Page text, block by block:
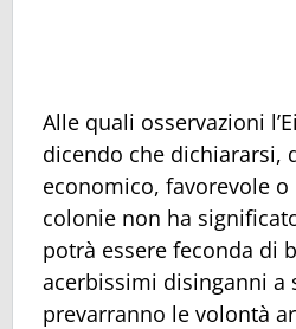
Alle quali osservazioni
dicendo che dichiararsi,
economico, favorevole
colonie non ha
potrà essere feconda di
acerbissimi disinganni a
prevarranno le volontà